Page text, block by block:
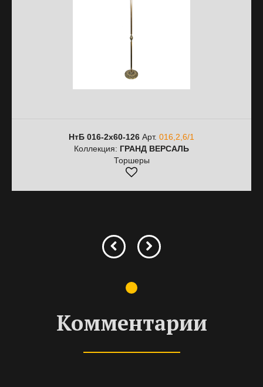
НтБ 016-2х60-126 Арт. 016,2,6/1
Коллекция: ГРАНД ВЕРСАЛЬ
Торшеры
Комментарии